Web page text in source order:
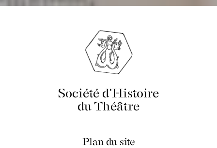
Société d'Histoire
du Théâtre
Plan du site